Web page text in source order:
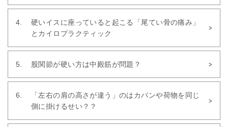
硬いイスに座っていると起こる「尾てい骨の痛み」
とカイロプラクティック
股関節が硬い方は中殿筋が問題？
「左右の肩の高さが違う」のはカバンや荷物を同じ
側に掛けるせい？？